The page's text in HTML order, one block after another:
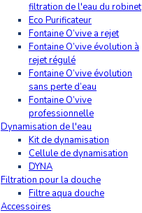
filtration de l'eau du robinet
Eco Purificateur
Fontaine O’vive a rejet
Fontaine O’vive évolution à
rejet régulé
Fontaine O’vive évolution
sans perte d’eau
Fontaine O’vive
professionnelle
Dynamisation de l'eau
Kit de dynamisation
Cellule de dynamisation
DYNA
Filtration pour la douche
Filtre aqua douche
Accessoires